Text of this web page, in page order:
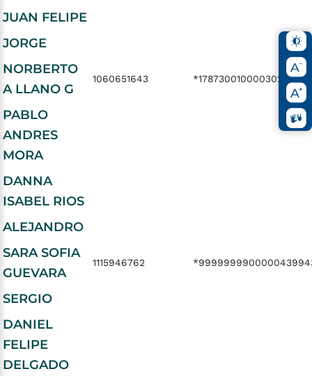
JUAN FELIPE
JORGE
NORBERTO
A LLANO G
1060651643 *17873001000030285075
PABLO
ANDRES
MORA
DANNA
ISABEL RIOS
ALEJANDRO
SARA SOFIA
GUEVARA
1115946762
SERGIO
DANIEL
FELIPE
DELGADO